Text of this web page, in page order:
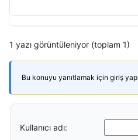
1 yazı görüntüleniyor (toplam 1)
Bu konuyu yanıtlamak için giriş
Kullanıcı adı: